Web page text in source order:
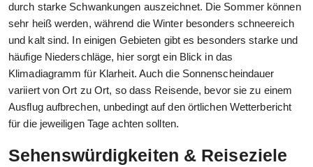
durch starke Schwankungen auszeichnet. Die Sommer können
sehr heiß werden, während die Winter besonders schneereich
und kalt sind. In einigen Gebieten gibt es besonders starke und
häufige Niederschläge, hier sorgt ein Blick in das
Klimadiagramm für Klarheit. Auch die Sonnenscheindauer
variiert von Ort zu Ort, so dass Reisende, bevor sie zu einem
Ausflug aufbrechen, unbedingt auf den örtlichen Wetterbericht
für die jeweiligen Tage achten sollten.
Sehenswürdigkeiten & Reiseziele